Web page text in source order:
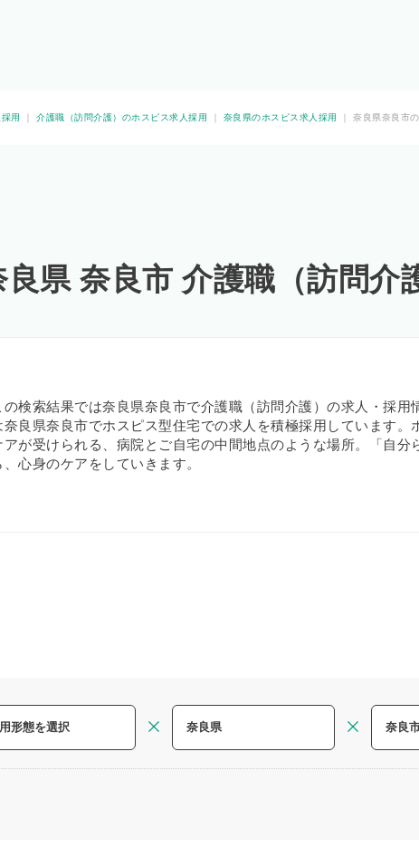
用 介護職（訪問介護）のホスピス求人採用 奈良県のホスピス求人採用 奈良県奈良市
県 奈良市 介護職（訪問介
の検索結果では奈良県奈良市で介護職（訪問介護）の求人・採
奈良県奈良市でホスピス型住宅での求人を積極採用しています
アが受けられる、病院とご自宅の中間地点のような場所。「自
、心身のケアをしていきます。